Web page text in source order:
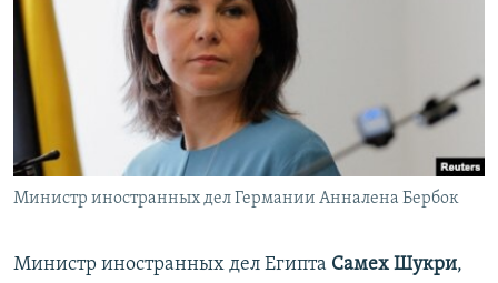
Министр иностранных дел Германии Анналена Бербок
Министр иностранных дел Египта Самех Шукри,